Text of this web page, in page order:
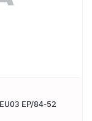
EP/84-52